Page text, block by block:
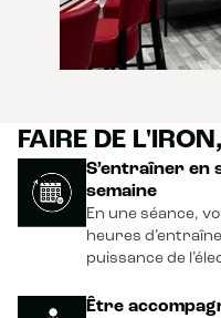
FAIRE DE
S’entraîner en
semaine
En une séance,
heures
puissance de
Être